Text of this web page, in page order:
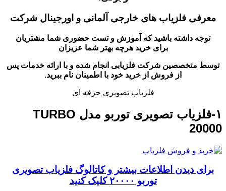
معرفی فلزیاب های خارجی آلمانی و اورجینال شرکت
توجه داشته باشید که آموزش و تست حضوری شما مشتریان
برای خرید هرچه بهتر شما عزیزان
توسط متخصصین شرکت فلزیابی انجام شده و با ارائه خدمات پس
از فروش از خرید خود با اطمینان نام ببرید.
فلزیاب تصویری حرفه ای
۱-فلزیاب تصویری توربو مدل TURBO
20000
برای دیدن اطلاعات بیشتر و کاتالوگ فلزیاب تصویری
توربو ۲۰۰۰۰ کلیک کنید